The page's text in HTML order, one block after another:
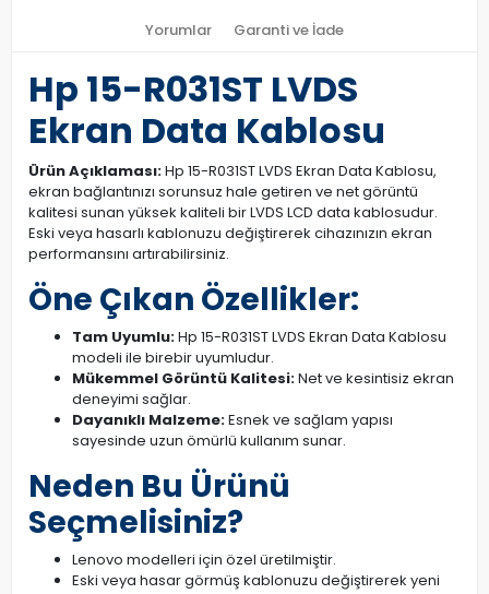
Yorumlar Garanti ve İade
Hp 15-R031ST LVDS
Ekran Data Kablosu
Ürün Açıklaması:Hp 15-R031ST LVDS Ekran Data Kablosu,
ekran bağlantınızı sorunsuz hale getiren ve net görüntü
kalitesi sunan yüksek kaliteli bir LVDS LCD data kablosudur.
Eski veya hasarlı kablonuzu değiştirerek cihazınızın ekran
performansını artırabilirsiniz.
Öne Çıkan Özellikler:
Tam Uyumlu:Hp 15-R031ST LVDS Ekran Data Kablosu
modeli ile birebir uyumludur.
Mükemmel Görüntü Kalitesi:Net ve kesintisiz ekran
deneyimi sağlar.
Dayanıklı Malzeme:Esnek ve sağlam yapısı
sayesinde uzun ömürlü kullanım sunar.
Neden Bu Ürünü
Seçmelisiniz?
Lenovo modelleri için özel üretilmiştir.
Eski veya hasar görmüş kablonuzu değiştirerek yeni